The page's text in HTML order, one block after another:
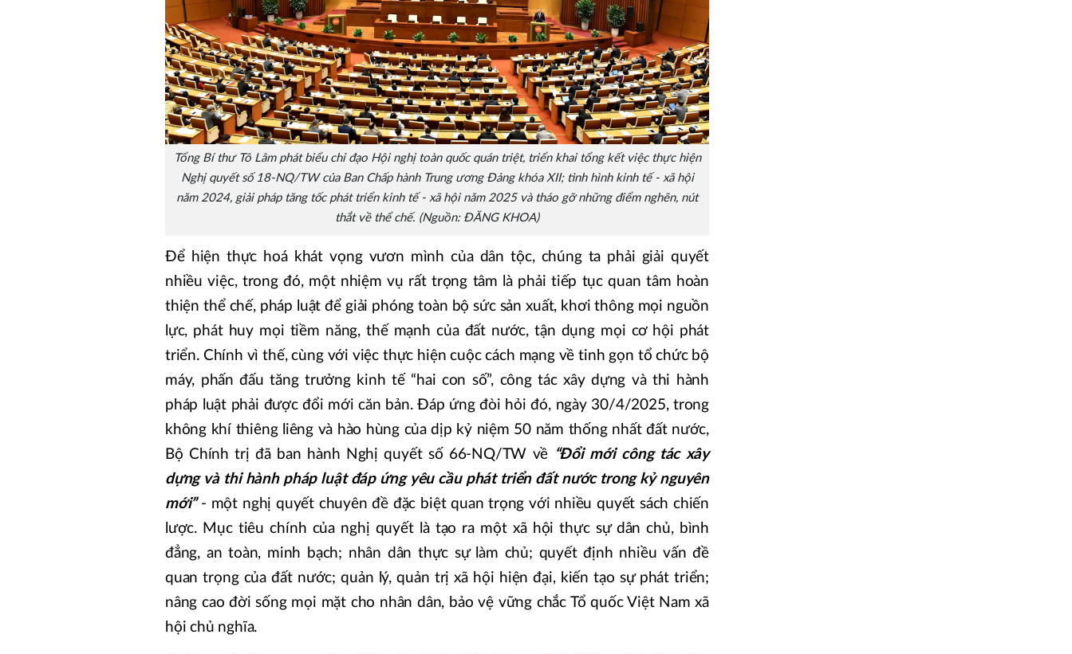
Tổng Bí thư Tô Lâm phát biểu chỉ đạo Hội nghị toàn quốc quán triệt, triển khai tổng kết việc thực hiện
Nghị quyết số 18-NQ/TW của Ban Chấp hành Trung ương Đảng khóa XII; tình hình kinh tế - xã hội
năm 2024, giải pháp tăng tốc phát triển kinh tế - xã hội năm 2025 và tháo gỡ những điểm nghẽn, nút
thắt về thể chế. (Nguồn: ĐĂNG KHOA)
Để hiện thực hoá khát vọng vươn mình của dân tộc, chúng ta phải giải quyết
nhiều việc, trong đó, một nhiệm vụ rất trọng tâm là phải tiếp tục quan tâm hoàn
thiện thể chế, pháp luật để giải phóng toàn bộ sức sản xuất, khơi thông mọi nguồn
lực, phát huy mọi tiềm năng, thế mạnh của đất nước, tận dụng mọi cơ hội phát
triển. Chính vì thế, cùng với việc thực hiện cuộc cách mạng về tinh gọn tổ chức bộ
máy, phấn đấu tăng trưởng kinh tế “hai con số”, công tác xây dựng và thi hành
pháp luật phải được đổi mới căn bản. Đáp ứng đòi hỏi đó, ngày 30/4/2025, trong
không khí thiêng liêng và hào hùng của dịp kỷ niệm 50 năm thống nhất đất nước,
Bộ Chính trị đã ban hành Nghị quyết số 66-NQ/TW về “Đổi mới công tác xây
dựng và thi hành pháp luật đáp ứng yêu cầu phát triển đất nước trong kỷ nguyên
mới”- một nghị quyết chuyên đề đặc biệt quan trọng với nhiều quyết sách chiến
lược. Mục tiêu chính của nghị quyết là tạo ra một xã hội thực sự dân chủ, bình
đẳng, an toàn, minh bạch; nhân dân thực sự làm chủ; quyết định nhiều vấn đề
quan trọng của đất nước; quản lý, quản trị xã hội hiện đại, kiến tạo sự phát triển;
nâng cao đời sống mọi mặt cho nhân dân, bảo vệ vững chắc Tổ quốc Việt Nam xã
hội chủ nghĩa.